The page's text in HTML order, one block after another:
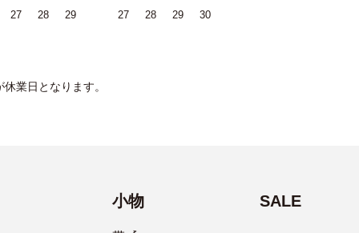
27 28 29 27 28 29 30
業日となります。
小物 SALE